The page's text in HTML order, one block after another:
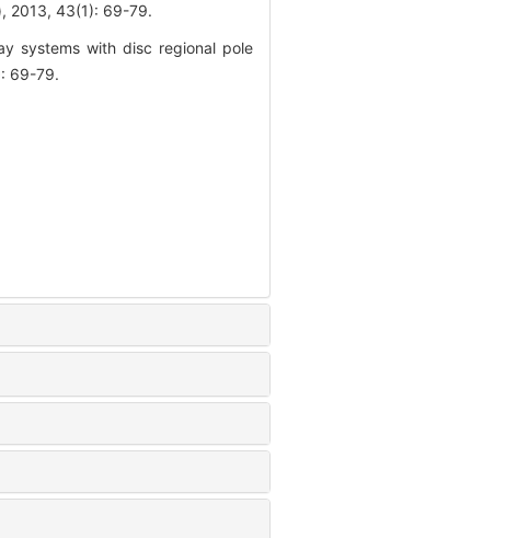
2013, 43(1): 69-79.
systems with disc regional pole
69-79.